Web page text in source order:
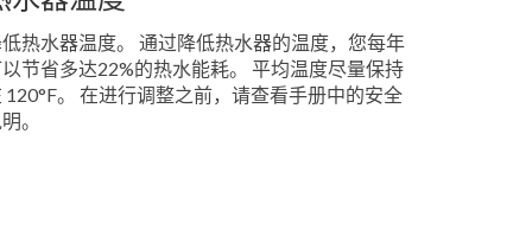
热水器温度。 通过降低热水器的温度，您每年
节省多达22%的热水能耗。 平均温度尽量保持
120°F。 在进行调整之前，请查看手册中的安全
。